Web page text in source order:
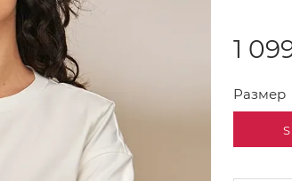
1
Размер
S